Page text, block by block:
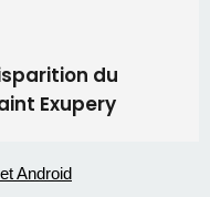
au stade de San